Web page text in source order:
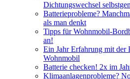
Dichtungswechsel
Batterieprobleme?
als man denkt
Tipps für Wohnmobil-
an!
Ein Jahr Erfahrung mit
Wohnmobil
Batterie checken! 2x im
Klimaanlagenprobleme?